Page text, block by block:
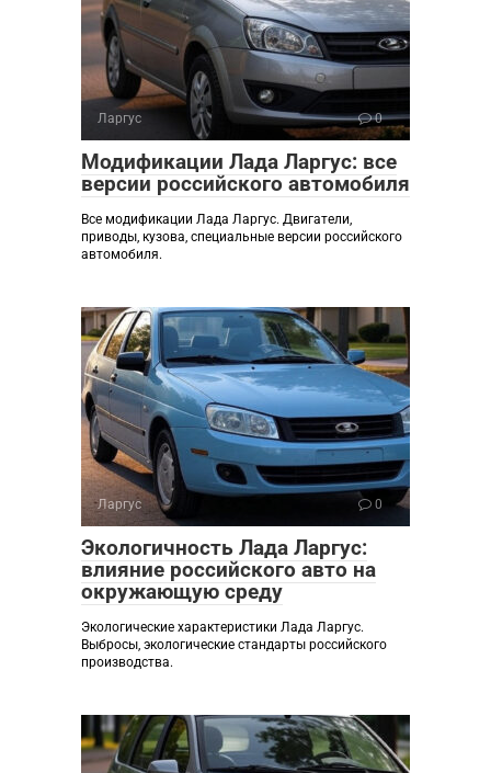
Ларгус 0
Модификации Лада Ларгус: все
версии российского автомобиля
Все модификации Лада Ларгус. Двигатели,
приводы, кузова, специальные версии российского
автомобиля.
Ларгус 0
Экологичность Лада Ларгус:
влияние российского авто на
окружающую среду
Экологические характеристики Лада Ларгус.
Выбросы, экологические стандарты российского
производства.